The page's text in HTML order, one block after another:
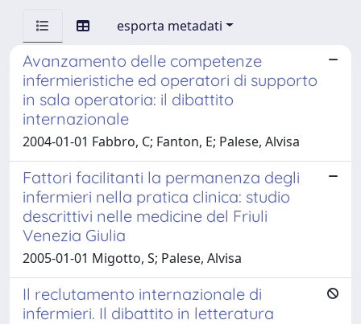
esporta metadati
Avanzamento delle competenze
infermieristiche ed operatori di supporto
in sala operatoria: il dibattito
internazionale
2004-01-01 Fabbro, C; Fanton, E; Palese, Alvisa
Fattori facilitanti la permanenza degli
infermieri nella pratica clinica: studio
descrittivi nelle medicine del Friuli
Venezia Giulia
2005-01-01 Migotto, S; Palese, Alvisa
Il reclutamento internazionale di
infermieri. Il dibattito in letteratura